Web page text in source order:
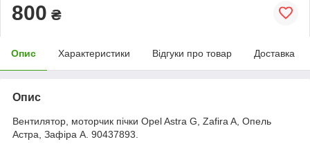
800 ₴
Опис Характеристики Відгуки про товар Доставка
Опис
Вентилятор, моторчик пічки Opel Astra G, Zafira A, Опель
Астра, Зафіра А. 90437893.